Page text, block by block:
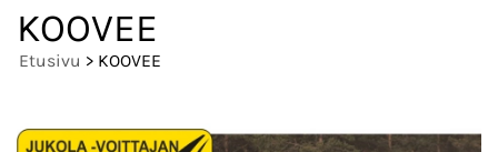
KOOVEE
Etusivu > KOOVEE